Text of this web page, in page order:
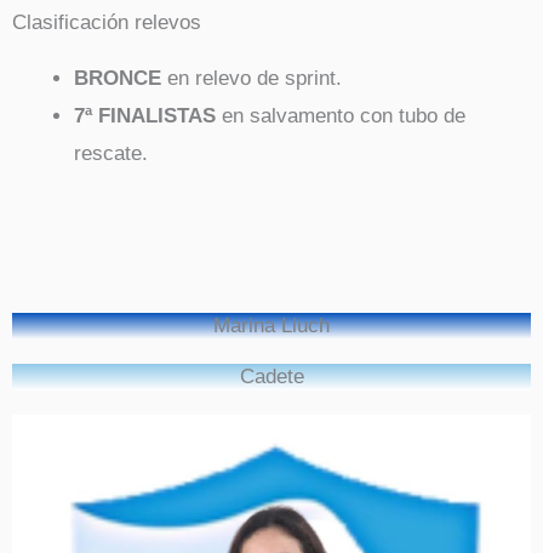
Clasificación relevos
BRONCE en relevo de sprint.
7ª FINALISTAS en salvamento con tubo de
rescate.
Marina Lluch
Cadete